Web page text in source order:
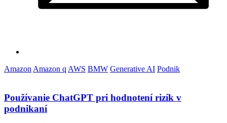
AmazonAmazon q AWS BMW Generative AI Podnik
Používanie ChatGPT pri hodnotení rizík v
podnikaní